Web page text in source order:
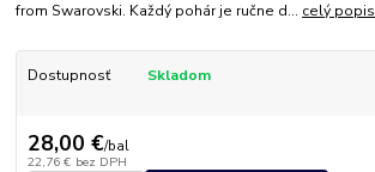
from Swarovski. Každý pohár je ručne d... celý popis
Dostupnosť Skladom
28,00 €/bal
22,76 € bez DPH